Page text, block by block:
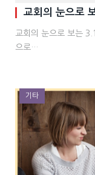
교회의 눈으로
교회의 눈으로 보는
으로…
기타